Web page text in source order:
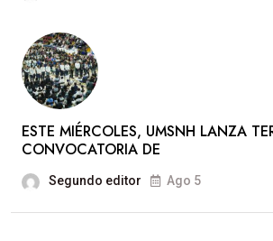
ESTE MIÉRCOLES, UMSNH LANZA
CONVOCATORIA DE
Segundo editor Ago 5